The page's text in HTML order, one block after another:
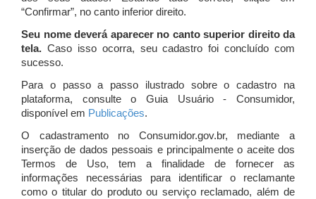
“Confirmar”, no canto inferior direito.
Seu nome deverá aparecer no canto superior direito da
tela. Caso isso ocorra, seu cadastro foi concluído com
sucesso.
Para o passo a passo ilustrado sobre o cadastro na
plataforma, consulte o Guia Usuário - Consumidor,
disponível em Publicações.
O cadastramento no Consumidor.gov.br, mediante a
inserção de dados pessoais e principalmente o aceite dos
Termos de Uso, tem a finalidade de fornecer as
informações necessárias para identificar o reclamante
como o titular do produto ou serviço reclamado, além de